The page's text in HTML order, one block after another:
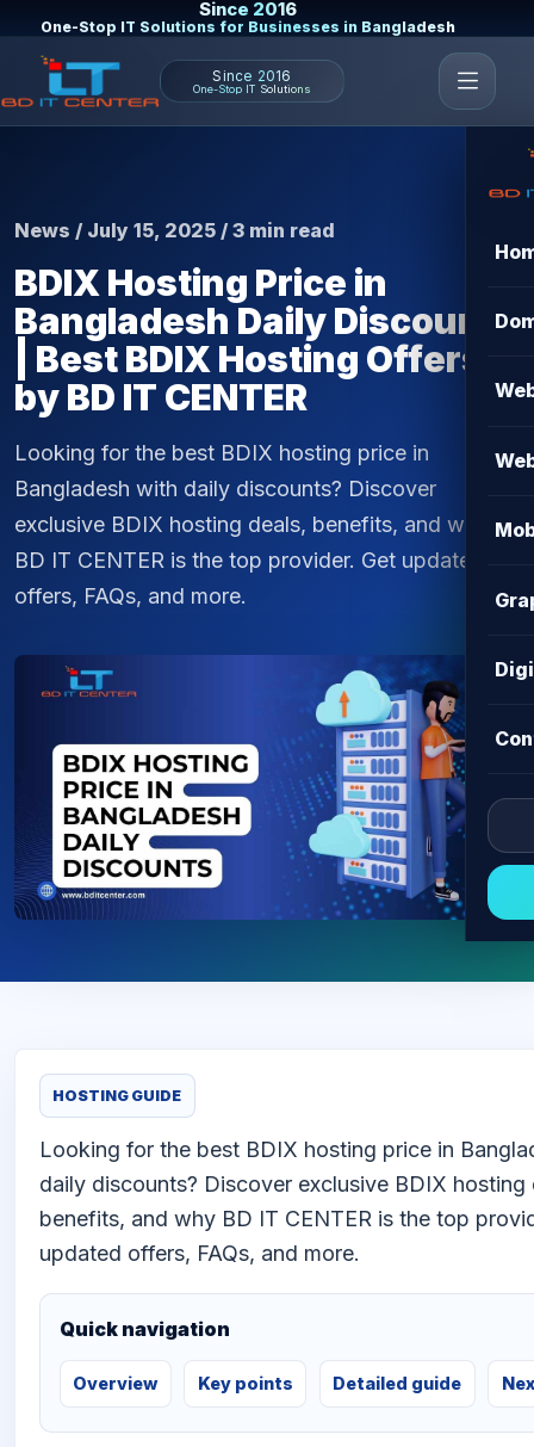
Since 2016
One-Stop IT Solutions for Businesses in Bangladesh
Since 2016
One-Stop IT Solutions
News / July 15, 2025 / 3 min read
BDIX Hosting Price in
Bangladesh Daily Discounts
| Best BDIX Hosting Offers
by BD IT CENTER
Looking for the best BDIX hosting price in
Bangladesh with daily discounts? Discover
exclusive BDIX hosting deals, benefits, and why
BD IT CENTER is the top provider. Get updated
offers, FAQs, and more.
HOSTING GUIDE
Looking for the best BDIX hosting price in
daily discounts? Discover exclusive BDIX hosting
benefits, and why BD IT CENTER is the top
updated offers, FAQs, and more.
Quick navigation
Overview Key points Detailed guide